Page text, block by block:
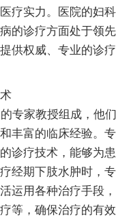
疗实力。医院的妇科
的诊疗方面处于领先
供权威、专业的诊疗
专家教授组成，他们
丰富的临床经验。专
诊疗技术，能够为患
经期下肢水肿时，专
运用各种治疗手段，
等，确保治疗的有效